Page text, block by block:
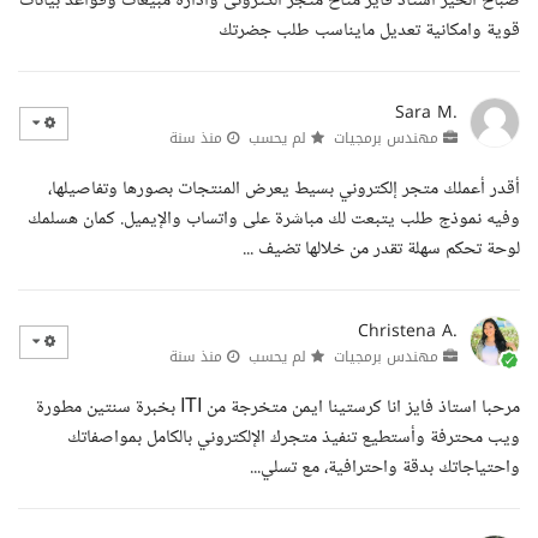
قوية وامكانية تعديل مايناسب طلب جضرتك
Sara M.
مهندس برمجيات لم يحسب منذ سنة
أقدر أعملك متجر إلكتروني بسيط يعرض المنتجات بصورها وتفاصيلها،
وفيه نموذج طلب يتبعت لك مباشرة على واتساب والإيميل. كمان هسلمك
لوحة تحكم سهلة تقدر من خلالها تضيف ...
Christena A.
مهندس برمجيات لم يحسب منذ سنة
مرحبا استاذ فايز انا كرستينا ايمن متخرجة من ITI بخبرة سنتين مطورة
ويب محترفة وأستطيع تنفيذ متجرك الإلكتروني بالكامل بمواصفاتك
واحتياجاتك بدقة واحترافية، مع تسلي...